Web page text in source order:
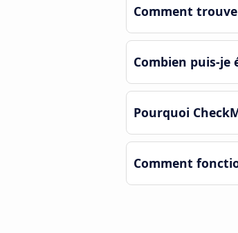
Comment
Combien puis-je
Pourquoi
Comment